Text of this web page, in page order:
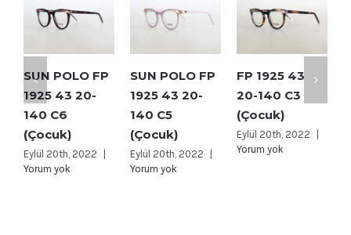
SUN POLO FP
1925 43 20-
140 C6
(Çocuk)
Eylül 20th, 2022
|
Yorum yok
SUN POLO FP
1925 43 20-
140 C5
(Çocuk)
Eylül 20th, 2022
|
Yorum yok
FP 1925 43
20-140 C3
(Çocuk)
Eylül 20th, 2022
|
Yorum yok